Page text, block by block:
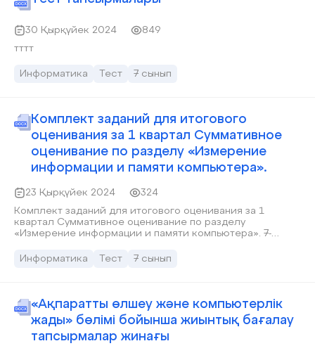
30 Қырқүйек 2024
849
тттт
Информатика Тест 7 сынып
Комплект заданий для итогового
оценивания за 1 квартал Суммативное
оценивание по разделу «Измерение
информации и памяти компьютера».
23 Қырқүйек 2024
324
Комплект заданий для итогового оценивания за 1
квартал Суммативное оценивание по разделу
«Измерение информации и памяти компьютера». 7-
Информатика
Тест 7 сынып
«Ақпаратты өлшеу және компьютерлік
жады» бөлімі бойынша жиынтық бағалау
тапсырмалар жинағы